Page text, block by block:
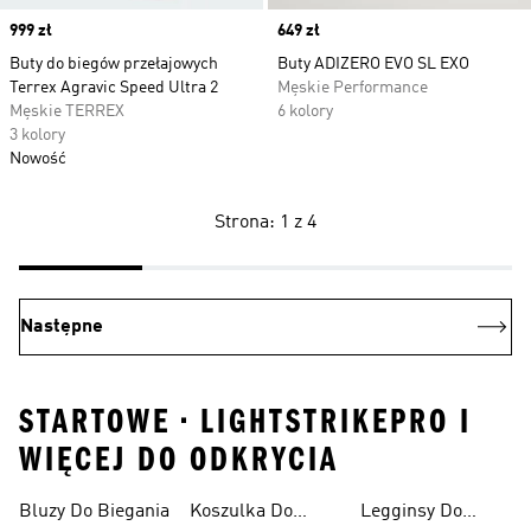
Price
999 zł
Buty do biegów przełajowych
Terrex Agravic Speed Ultra 2
Męskie TERREX
3 kolory
Nowość
Price
649 zł
Buty ADIZERO EVO SL EXO
Męskie Performance
6 kolory
Strona: 1 z 4
Następne
STARTOWE • LIGHTSTRIKEPRO I
WIĘCEJ DO ODKRYCIA
Bluzy Do Biegania
Koszulka Do
Legginsy Do